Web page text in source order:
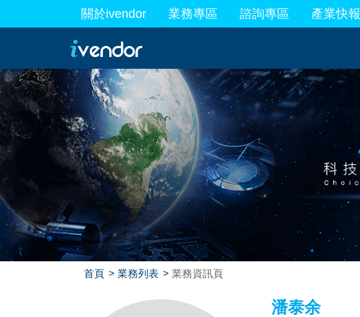
關於ivendor 業務專區
最新業務 諮詢專區 產業快報
首頁 業務列表 業務資訊頁
潘泰余